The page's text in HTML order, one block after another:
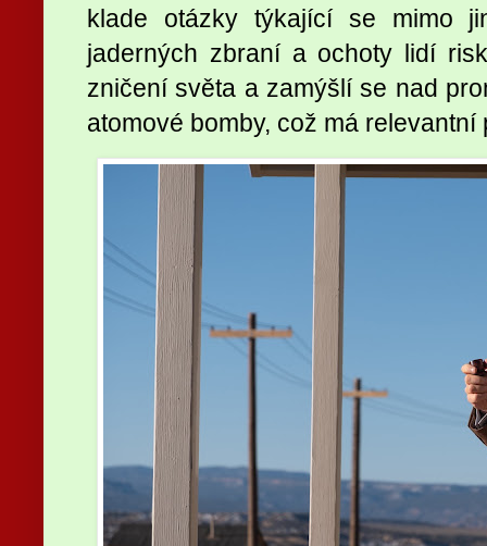
klade otázky týkající se mimo
jaderných zbraní a ochoty lidí
zničení světa a zamýšlí se nad
atomové bomby, což má